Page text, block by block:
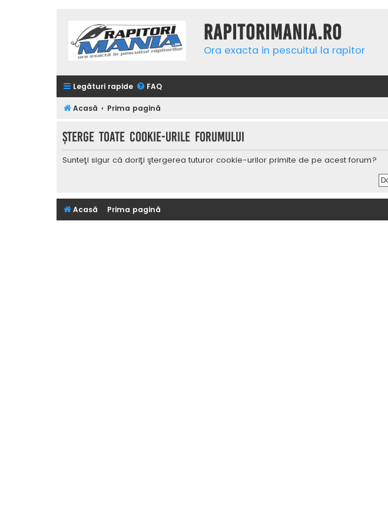
Rapitorimania.ro
Ora exacta in pescuitul la rapitor
Legături rapide FAQ
Acasă Prima pagină
Şterge toate cookie-urile forumului
Sunteţi sigur că doriţi ştergerea tuturor cookie-urilor primite de pe acest forum?
Acasă Prima pagină